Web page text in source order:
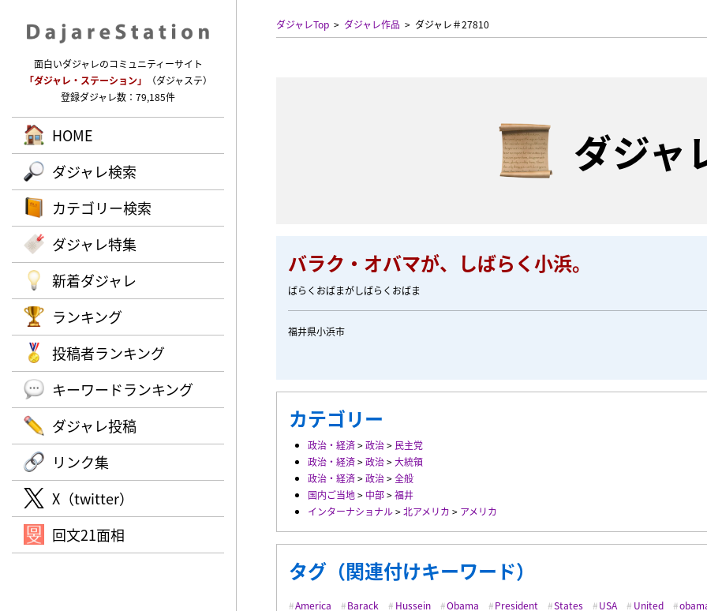
面白いダジャレのコミュニティーサイト
「ダジャレ・ステーション」
（ダジャステ）
登録ダジャレ数：79,185件
HOME
ダジャレ検索
カテゴリー検索
ダジャレ特集
新着ダジャレ
ランキング
投稿者ランキング
キーワードランキング
ダジャレ投稿
リンク集
X（twitter）
回文21面相
ダジャレTop ダジャレ作品 ダジャレ＃27810
ダジャ
バラク・オバマが、しばらく小浜。
ばらくおばまがしばらくおばま
福井県小浜市
カテゴリー
政治・経済>政治> 民主党
政治・経済>政治>大統領
政治・経済>政治>全般
国内ご当地> 中部>福井
インターナショナル>北アメリカ > アメリカ
タグ（関連付けキーワード）
America Barack Hussein Obama President States USA United